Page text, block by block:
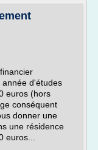
année d'études
euros (hors
conséquent
donner une
une résidence
euros...